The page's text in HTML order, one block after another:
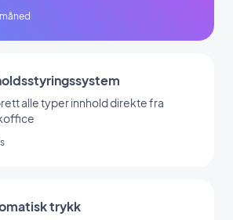
alle typer innhold direkte fra
trykk